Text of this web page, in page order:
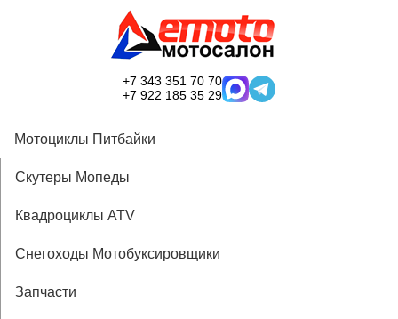
+7 343 351 70 70
+7 922 185 35 29
Мотоциклы Питбайки
Скутеры Мопеды
Квадроциклы ATV
Снегоходы Мотобуксировщики
Запчасти